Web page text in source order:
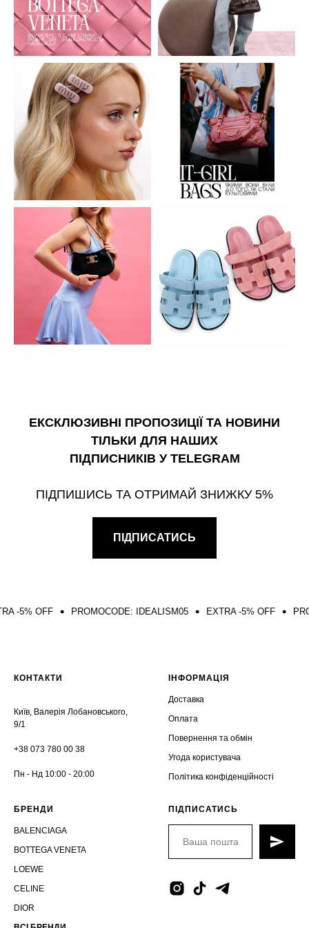
ЕКСКЛЮЗИВНІ ПРОПОЗИЦІЇ ТА НОВИНИ
ТІЛЬКИ ДЛЯ НАШИХ
ПІДПИСНИКІВ У TELEGRAM
ПІДПИШИСЬ ТА ОТРИМАЙ ЗНИЖКУ 5%
ПІДПИСАТИСЬ
OFF PROMOCODE: IDEALISM05 EXTRA -5% OFF
КОНТАКТИ
Київ, Валерія Лобановського,
9/1
+38 073 780 00 38
Пн - Нд 10:00 - 20:00
ІНФОРМАЦІЯ
Доставка
Оплата
Повернення та обмін
Угода користувача
Політика конфіденційності
БРЕНДИ
BALENCIAGA
BOTTEGA VENETA
LOEWE
CELINE
DIOR
ПІДПИСАТИСЬ